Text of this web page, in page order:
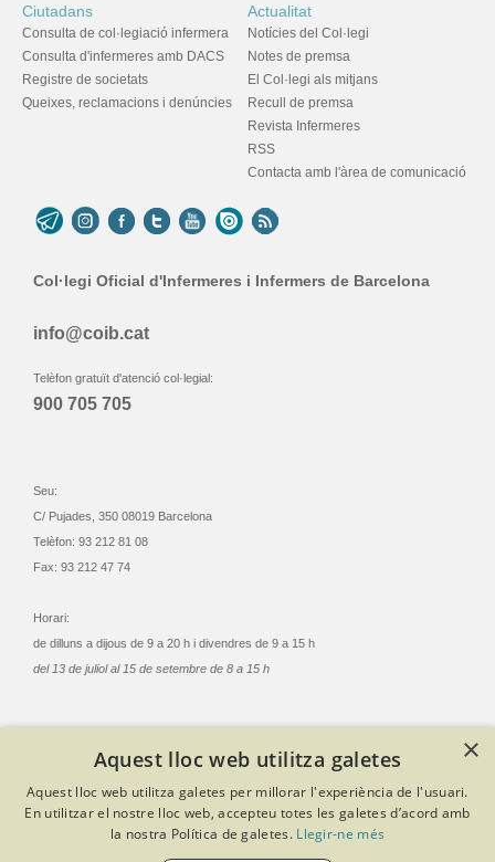
Ciutadans
Consulta de col·legiació infermera
Consulta d'infermeres amb DACS
Registre de societats
Queixes, reclamacions i denúncies
Actualitat
Notícies del Col·legi
Notes de premsa
El Col·legi als mitjans
Recull de premsa
Revista Infermeres
RSS
Contacta amb l'àrea de comunicació
Col·legi Oficial d'Infermeres i Infermers de Barcelona
info@coib.cat
Telèfon gratuït d'atenció col·legial:
900 705 705
Seu:
C/ Pujades, 350 08019 Barcelona
Telèfon: 93 212 81 08
Fax: 93 212 47 74
Horari:
de dilluns a dijous de 9 a 20 h i divendres de 9 a 15 h
del 13 de juliol al 15 de setembre de 8 a 15 h
Criteris de privacitat
Política de cookies
Avís legal
Política de qualitat
Desenvolupat amb Softeng Portal Builder
×
Aquest lloc web utilitza galetes
Aquest lloc web utilitza galetes per millorar l'experiència de l'usuari.
En utilitzar el nostre lloc web, accepteu totes les galetes d’acord amb
la nostra Política de galetes. Llegir-ne més